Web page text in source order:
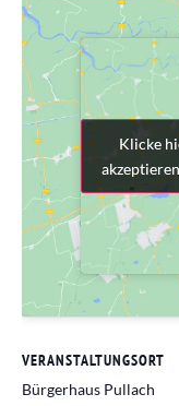
VERANSTALTUNGSORT
Bürgerhaus Pullach
Klicke
Klicke